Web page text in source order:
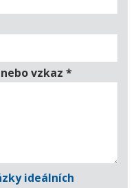
vzkaz *
ideálních